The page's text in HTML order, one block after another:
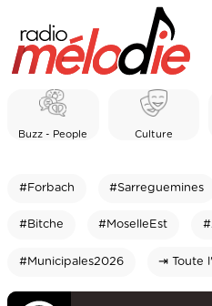
Buzz - People Culture
#Forbach #Sarreguemines
#Bitche #MoselleEst
#Municipales2026 ⇥ Toute